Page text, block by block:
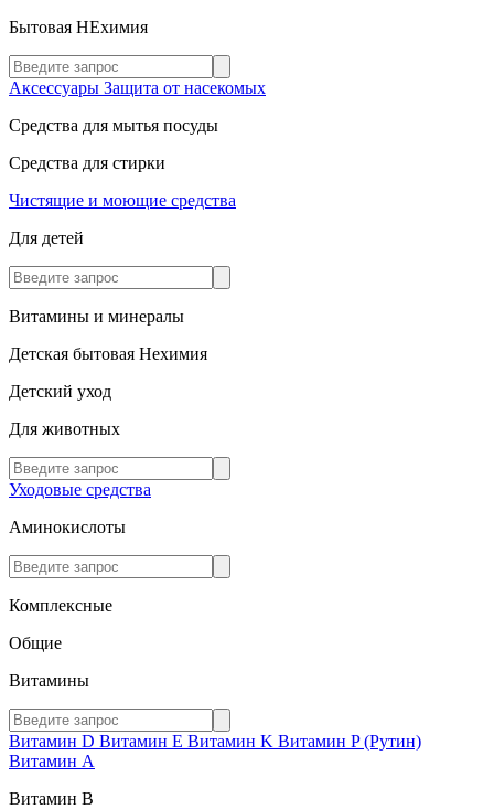
Бытовая НЕхимия
Аксессуары Защита от насекомых
Средства для мытья посуды
Средства для стирки
Чистящие и моющие средства
Для детей
Витамины и минералы
Детская бытовая Нехимия
Детский уход
Для животных
Уходовые средства
Аминокислоты
Комплексные
Общие
Витамины
Витамин D Витамин E Витамин K Витамин P (Рутин)
Витамин А
Витамин В